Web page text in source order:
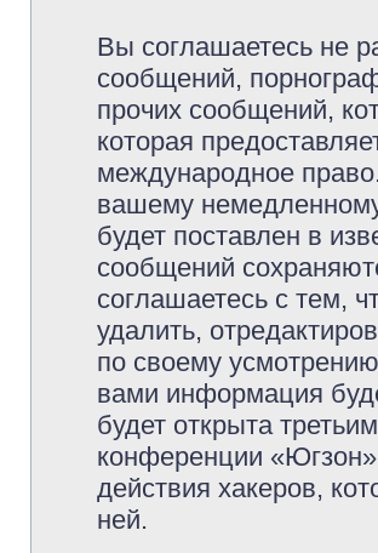
Вы соглашаетесь не
сообщений,
прочих сообщений,
которая
международное
вашему
будет поставлен в
сообщений
соглашаетесь с тем,
удалить,
по своему
вами информация
будет открыта
конференции
действия хакеров,
ней.